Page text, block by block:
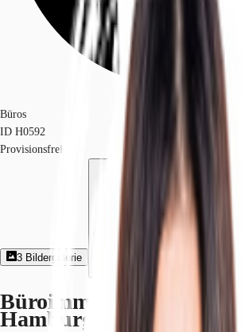
Büros
ID H0592
Provisionsfrei
3 Bildergalerie
Exposé herunterladen
Büroimmobilie - Hamburg,
Hamburg-Altstadt - H0592